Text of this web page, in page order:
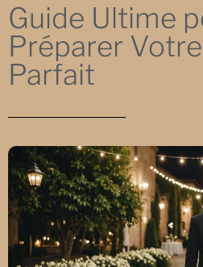
Guide Ultime
Préparer
Parfait